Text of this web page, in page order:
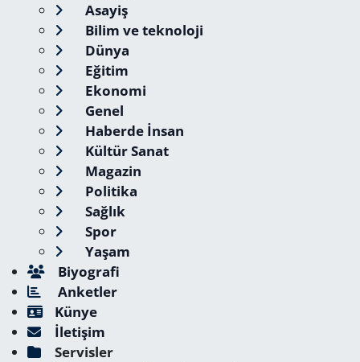
Asayiş
Bilim ve teknoloji
Dünya
Eğitim
Ekonomi
Genel
Haberde İnsan
Kültür Sanat
Magazin
Politika
Sağlık
Spor
Yaşam
Biyografi
Anketler
Künye
İletişim
Servisler